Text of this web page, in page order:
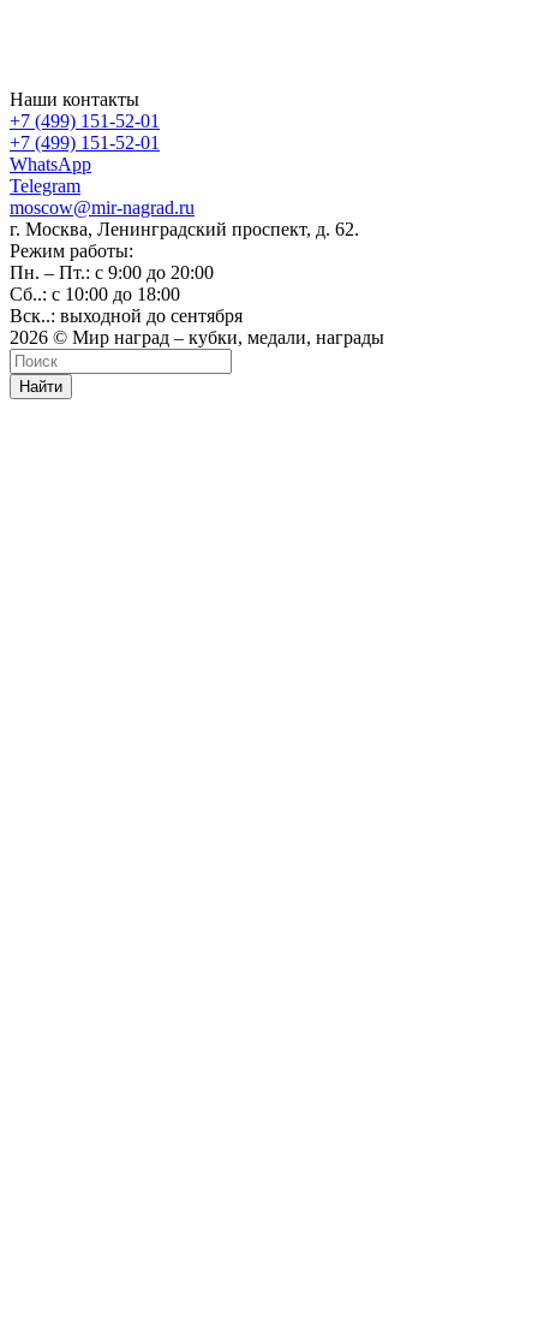
Наши контакты
+7 (499) 151-52-01
+7 (499) 151-52-01
WhatsApp
Telegram
moscow@mir-nagrad.ru
г. Москва, Ленинградский проспект, д. 62.
Режим работы:
Пн. – Пт.: с 9:00 до 20:00
Сб..: с 10:00 до 18:00
Вск..: выходной до сентября
2026 © Мир наград – кубки, медали, награды
Найти